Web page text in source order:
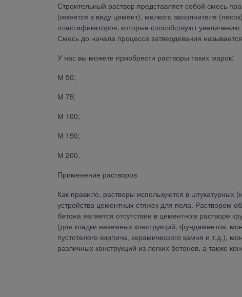
Строительный раствор представляет собой смесь
(имеется в виду цемент), мелкого заполнителя
пластификаторов, которые способствуют
Смесь до начала процесса затвердевания
У нас вы можете приобрести растворы таких марок:
М 50;
М 75;
М 100;
М 150;
М 200.
Применение растворов
Как правило, растворы используются в штукатурных
устройства цементных стяжек для пола. Раствором
бетона является отсутствие в цементном растворе
(для кладки наземных конструкций, фундаментов,
пустотелого кирпича, керамического камня и т.д.),
различных конструкций из легких бетонов, а также